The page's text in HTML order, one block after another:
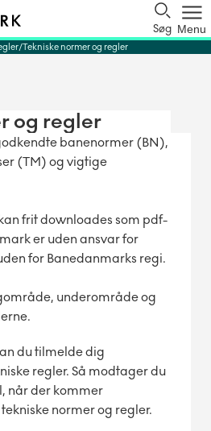
Søg Menu
Tekniske normer og regler
og regler
banenormer (BN),
(TM) og vigtige
frit downloades som pdf-
er uden ansvar for
for Banedanmarks regi.
underområde og
du tilmelde dig
regler. Så modtager du
når der kommer
normer og regler.